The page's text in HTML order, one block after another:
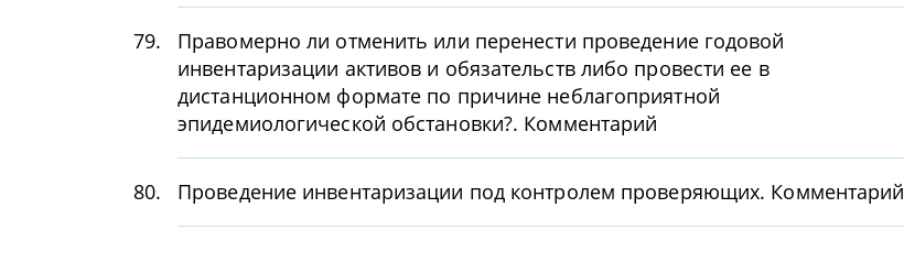
79.
Правомерно ли отменить или перенести проведение годовой
инвентаризации активов и обязательств либо провести ее в
дистанционном формате по причине неблагоприятной
эпидемиологической обстановки?. Комментарий
80. Проведение инвентаризации под контролем проверяющих. Комментарий
20,03